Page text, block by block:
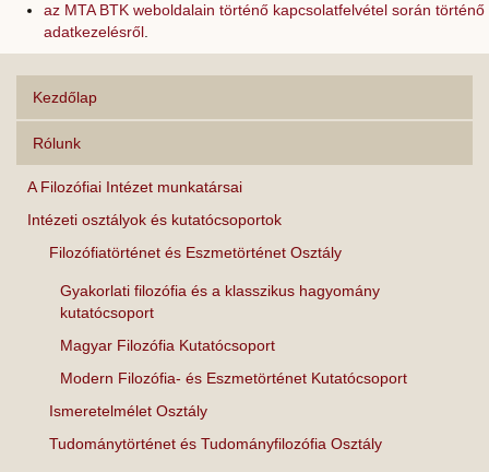
az MTA BTK weboldalain történő kapcsolatfelvétel során történő
adatkezelésről
Kezdőlap
Rólunk
A Filozófiai Intézet munkatársai
Intézeti osztályok és kutatócsoportok
Filozófiatörténet és Eszmetörténet Osztály
Gyakorlati filozófia és a klasszikus hagyomány
kutatócsoport
Magyar Filozófia Kutatócsoport
Modern Filozófia- és Eszmetörténet Kutatócsoport
Ismeretelmélet Osztály
Tudománytörténet és Tudományfilozófia Osztály